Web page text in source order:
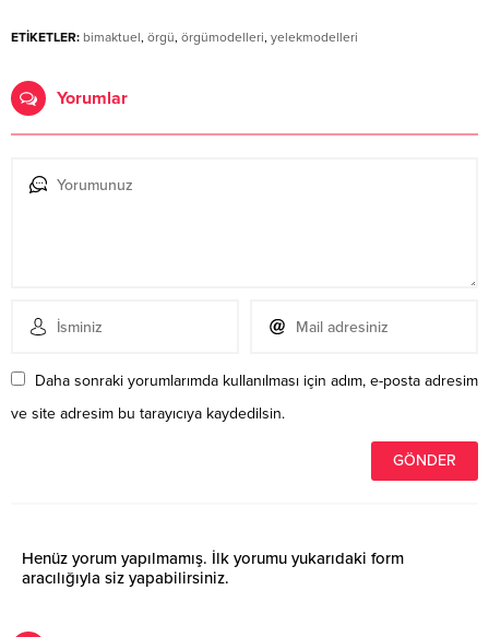
ETİKETLER: bimaktuel, örgü, örgümodelleri, yelekmodelleri
Yorumlar
Daha sonraki yorumlarımda kullanılması için adım, e-posta adresim
ve site adresim bu tarayıcıya kaydedilsin.
Henüz yorum yapılmamış. İlk yorumu yukarıdaki form
aracılığıyla siz yapabilirsiniz.